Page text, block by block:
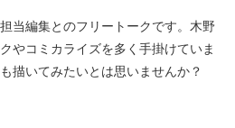
当編集とのフリートークです。木野
やコミカライズを多く手掛けていま
描いてみたいとは思いませんか？